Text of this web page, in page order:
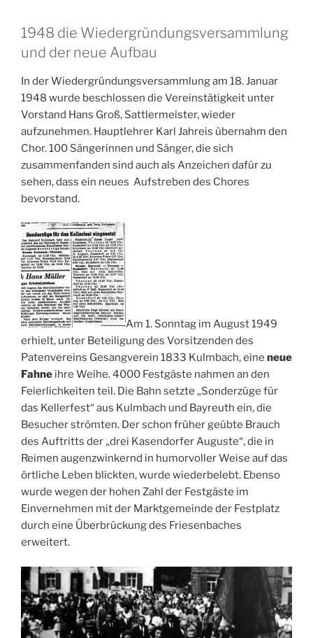
1948 die Wiedergründungsversammlung
und der neue Aufbau
In der Wiedergründungsversammlung am 18. Januar
1948 wurde beschlossen die Vereinstätigkeit unter
Vorstand Hans Groß, Sattlermeister, wieder
aufzunehmen. Hauptlehrer Karl Jahreis übernahm den
Chor. 100 Sängerinnen und Sänger, die sich
zusammenfanden sind auch als Anzeichen dafür zu
sehen, dass ein neues Aufstreben des Chores
bevorstand.
Am 1. Sonntag im August 1949
erhielt, unter Beteiligung des Vorsitzenden des
Patenvereins Gesangverein 1833 Kulmbach, eine neue
Fahne ihre Weihe. 4000 Festgäste nahmen an den
Feierlichkeiten teil. Die Bahn setzte „Sonderzüge für
das Kellerfest“ aus Kulmbach und Bayreuth ein, die
Besucher strömten. Der schon früher geübte Brauch
des Auftritts der „drei Kasendorfer Auguste“, die in
Reimen augenzwinkernd in humorvoller Weise auf das
örtliche Leben blickten, wurde wiederbelebt. Ebenso
wurde wegen der hohen Zahl der Festgäste im
Einvernehmen mit der Marktgemeinde der Festplatz
durch eine Überbrückung des Friesenbaches
erweitert.